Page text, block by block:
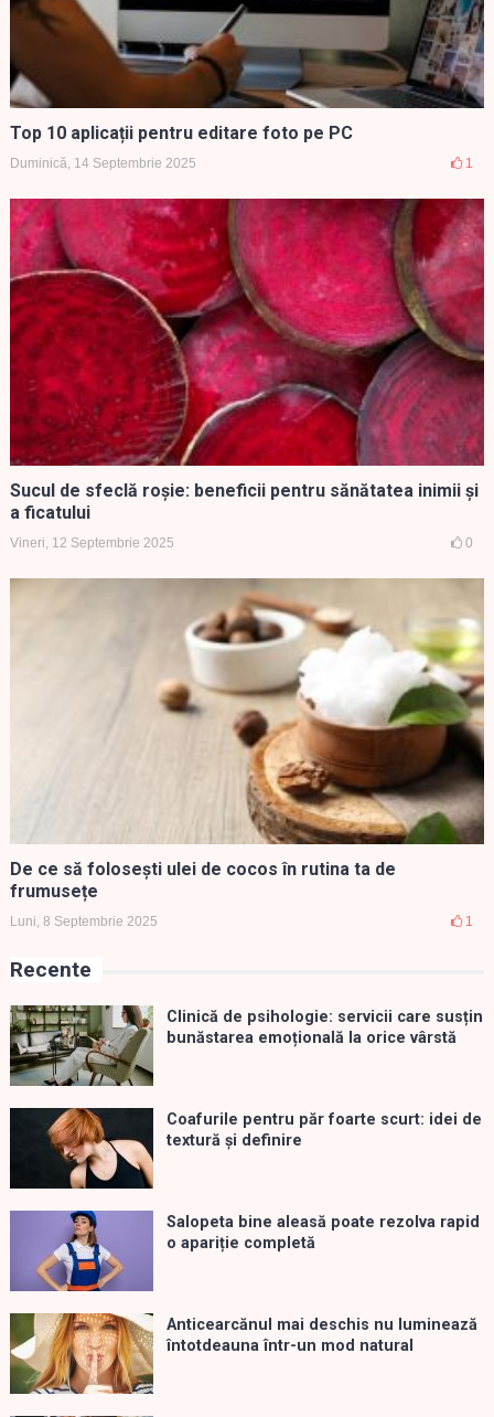
Top 10 aplicații pentru editare foto pe PC
Duminică, 14 Septembrie 2025 1
Sucul de sfeclă roșie: beneficii pentru sănătatea inimii și
a ficatului
Vineri, 12 Septembrie 2025 0
De ce să folosești ulei de cocos în rutina ta de
frumusețe
Luni, 8 Septembrie 2025 1
Recente
Clinică de psihologie: servicii care susțin
bunăstarea emoțională la orice vârstă
Coafurile pentru păr foarte scurt: idei de
textură și definire
Salopeta bine aleasă poate rezolva rapid
o apariție completă
Anticearcănul mai deschis nu luminează
întotdeauna într-un mod natural